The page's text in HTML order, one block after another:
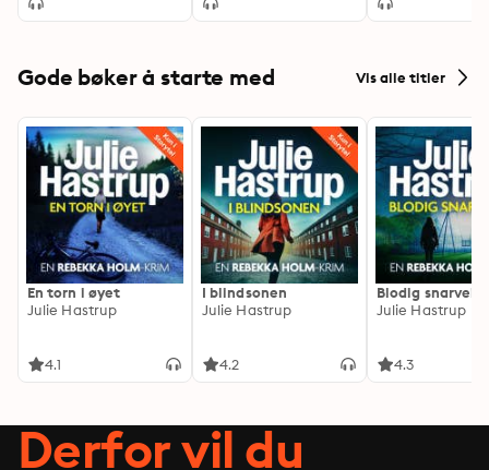
Gode bøker å starte med Vis alle titler
En torn i øyet
Julie Hastrup
4.1
I blindsonen
Julie Hastrup
4.2
Blodig snarvei
Julie Hastrup
4.3
Derfor vil du